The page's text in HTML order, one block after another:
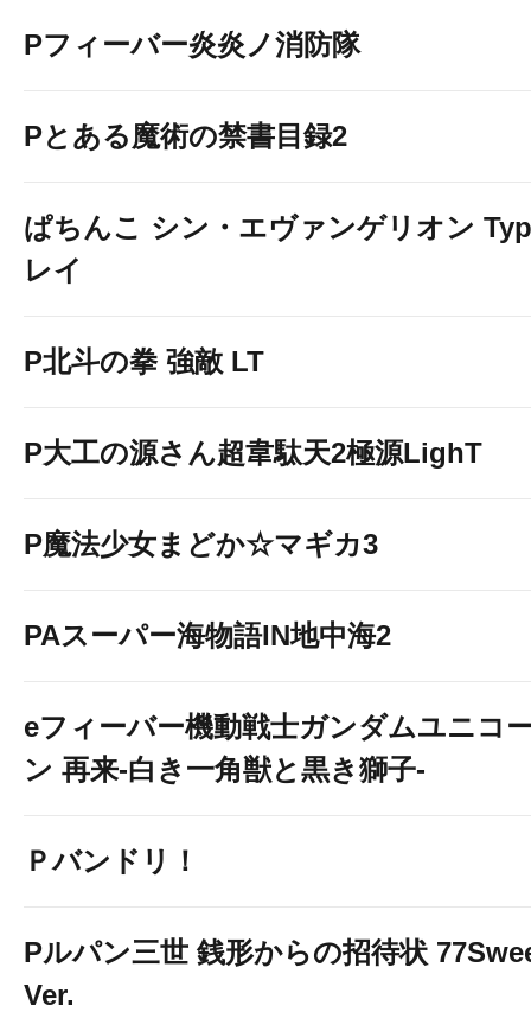
Pフィーバー炎炎ノ消防隊
Pとある魔術の禁書目録2
ぱちんこ シン・エヴァンゲリオン
レイ
P北斗の拳 強敵 LT
P大工の源さん超韋駄天2極源LighT
P魔法少女まどか☆マギカ3
PAスーパー海物語IN地中海2
eフィーバー機動戦士ガンダムユニコ
ン 再来-白き一角獣と黒き獅子-
Ｐバンドリ！
Pルパン三世 銭形からの招待状
Ver.